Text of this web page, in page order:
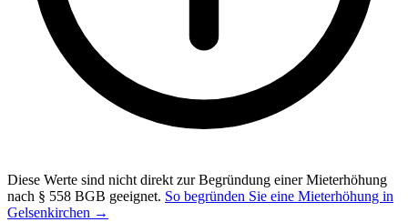
Diese Werte sind nicht direkt zur Begründung einer Mieterhöhung
nach § 558 BGB geeignet. So begründen Sie eine Mieterhöhung in
Gelsenkirchen →